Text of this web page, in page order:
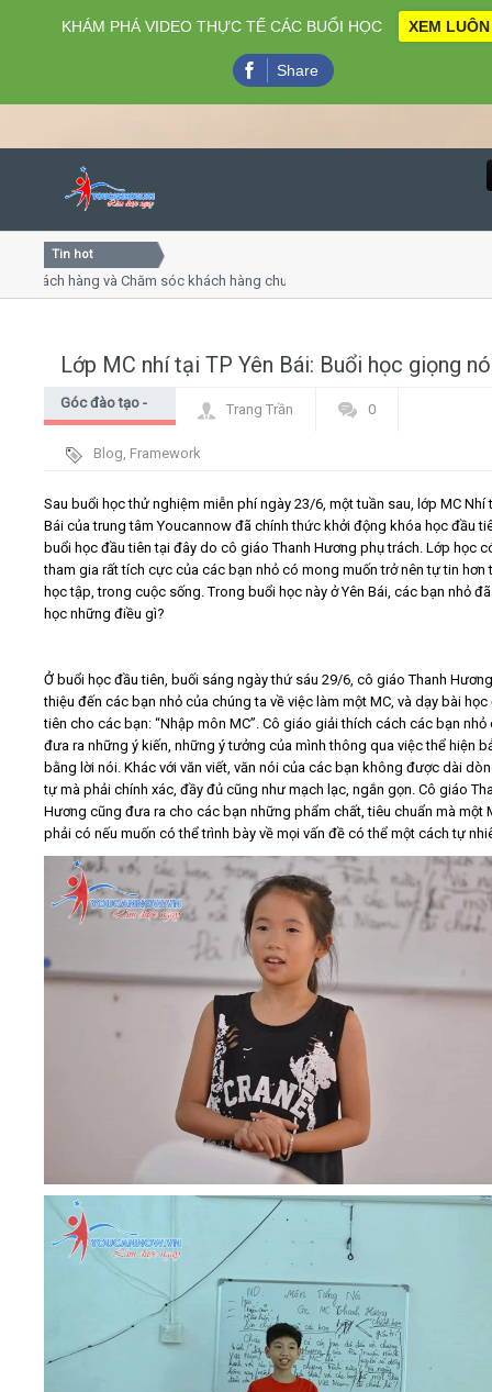
Close
Home
Giới thiệu
Video
Kiến thức
Tìm kiếm
Tin hot
và Chăm sóc khách hàng chuyên nghiệp
Lớp MC nhí tại TP Yên Bái: Buổi học giọng
Góc đào tạo -
Trang Trần 0
Blog, Framework
Sau buổi học thử nghiệm miễn phí ngày 23/6, một tuần sau, lớp MC Nhí
Bái của trung tâm Youcannow đã chính thức khởi động khóa học đầu
buổi học đầu tiên tại đây do cô giáo Thanh Hương phụ trách. Lớp học
tham gia rất tích cực của các bạn nhỏ có mong muốn trở nên tự tin hơn
học tập, trong cuộc sống. Trong buổi học này ở Yên Bái, các bạn nhỏ
học những điều gì?
Ở buổi học đầu tiên, buối sáng ngày thứ sáu 29/6, cô giáo Thanh
thiệu đến các bạn nhỏ của chúng ta về việc làm một MC, và dạy bài học
tiên cho các bạn: “Nhập môn MC”. Cô giáo giải thích cách các bạn nhỏ
đưa ra những ý kiến, những ý tưởng của mình thông qua việc thể hiện
bằng lời nói. Khác với văn viết, văn nói của các bạn không được dài
tự mà phải chính xác, đầy đủ cũng như mạch lạc, ngắn gọn. Cô giáo
Hương cũng đưa ra cho các bạn những phẩm chất, tiêu chuẩn mà một
phải có nếu muốn có thể trình bày về mọi vấn đề có thể một cách tự
KHÁM PHÁ VIDEO THỰC TẾ CÁC BUỔI HỌC XEM LUÔN
Share